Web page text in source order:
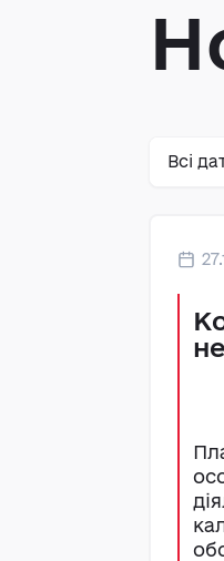
Всі